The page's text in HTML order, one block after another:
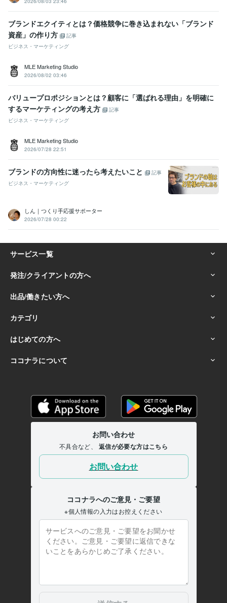
ブランドエクイティとは？価格競争に巻き込まれない「ブランド
資産」の作り方
記事
ビジネス・マーケティング
MLE Marketing Studio
2026/08/02 03:46
バリュープロポジションとは？顧客に「選ばれる理由」を明確に
するマーケティングの考え方
記事
ビジネス・マーケティング
MLE Marketing Studio
2026/07/28 22:51
ブランドの方向性に迷ったら考えたいこと
記事
ビジネス・マーケティング
しん｜つくり手応援サポーター
2026/07/28 00:22